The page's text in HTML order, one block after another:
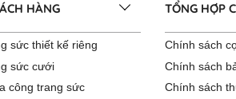
HÀNG
sức thiết kế riêng
sức cưới
công trang sức
TỔNG HỢP
Chính sách
Chính sách
Chính sách